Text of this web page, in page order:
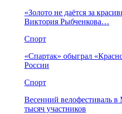
«Золото не даётся за
Виктория Рыбченкова…
Спорт
«Спартак» обыграл
России
Спорт
Весенний велофестиваль в
тысяч участников